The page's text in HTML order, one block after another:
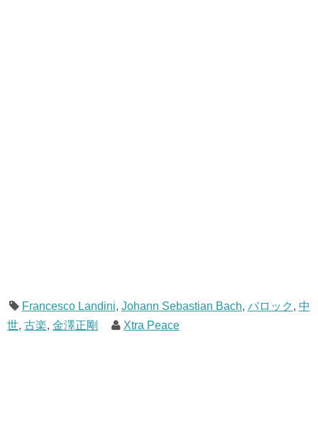
Francesco Landini, Johann Sebastian Bach, バロック , 中
世, 古楽, 金澤正剛 Xtra Peace